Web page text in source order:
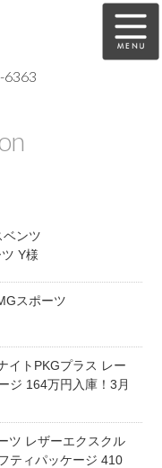
6363
リクルート
納車blog
ベンツ
Y様
スポーツ
イトPKGプラス レー
ジ 164万円入庫！3月
ツ レザーエクスクル
ティパッケージ 410